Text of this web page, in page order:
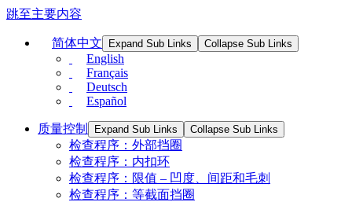
跳至主要内容
简体中文 Expand Sub Links Collapse Sub Links
English
Français
Deutsch
Español
质量控制 Expand Sub Links Collapse Sub Links
检查程序：外部挡圈
检查程序：内扣环
检查程序：限值 – 凹度、间距和毛刺
检查程序：等截面挡圈